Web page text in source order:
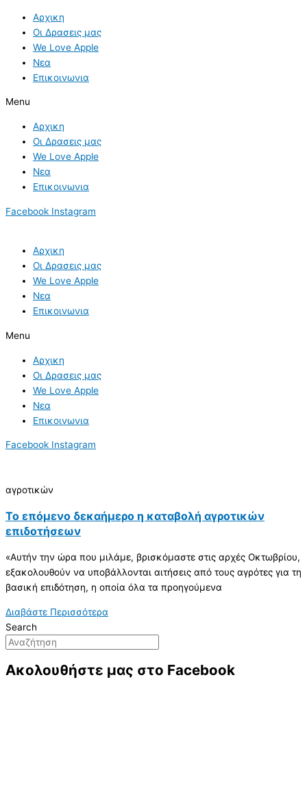
content
Αρχικη
Οι Δρασεις μας
We Love Apple
Νεα
Επικοινωνια
Menu
Αρχικη
Οι Δρασεις μας
We Love Apple
Νεα
Επικοινωνια
Facebook Instagram
Αρχικη
Οι Δρασεις μας
We Love Apple
Νεα
Επικοινωνια
Menu
Αρχικη
Οι Δρασεις μας
We Love Apple
Νεα
Επικοινωνια
Facebook Instagram
αγροτικών
Το επόμενο δεκαήμερο η καταβολή αγροτικών
επιδοτήσεων
«Αυτήν την ώρα που μιλάμε, βρισκόμαστε στις αρχές Οκτωβρίου,
εξακολουθούν να υποβάλλονται αιτήσεις από τους αγρότες για τη
βασική επιδότηση, η οποία όλα τα προηγούμενα
Διαβάστε Περισσότερα
Search
Ακολουθήστε μας στο Facebook